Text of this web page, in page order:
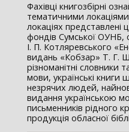
Фахівці книгозбірні
тематичними
локаціях представлені
фондів Сумської
І. П. Котляревського
видань «Кобзар» Т. Г.
різноманітні словники
мови, українські
незрячих людей,
видання українською
письменників рідного
продукція обласної